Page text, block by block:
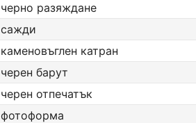
черно разяждане
сажди
каменовъглен катран
черен барут
черен отпечатък
фотоформа